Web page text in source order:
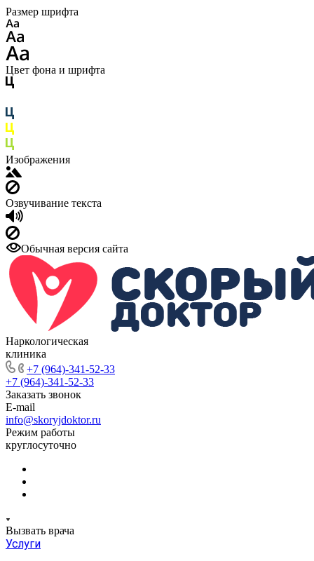
Размер шрифта
Цвет фона и шрифта
Изображения
Озвучивание текста
Обычная версия сайта
Наркологическая
клиника
+7 (964)-341-52-33
+7 (964)-341-52-33
Заказать звонок
E-mail
info@skoryjdoktor.ru
Режим работы
круглосуточно
Вызвать врача
Услуги